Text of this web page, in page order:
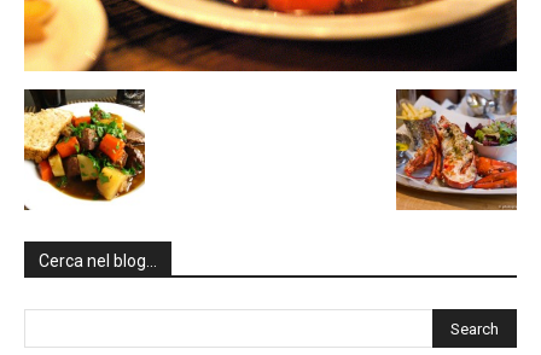
Cerca nel blog…